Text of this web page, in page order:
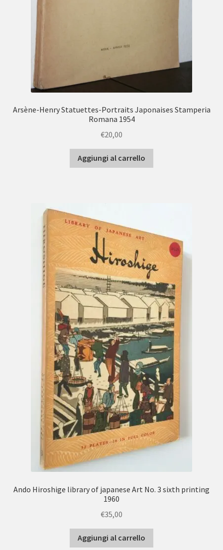
Arsène-Henry Statuettes-Portraits Japonaises Stamperia
Romana 1954
€20,00
Aggiungi al carrello
Ando Hiroshige library of japanese Art No. 3 sixth printing
1960
€35,00
Aggiungi al carrello